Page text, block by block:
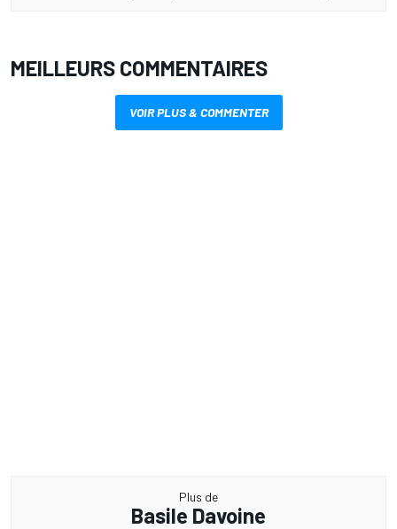
MEILLEURS COMMENTAIRES
VOIR PLUS & COMMENTER
Plus de
Basile Davoine